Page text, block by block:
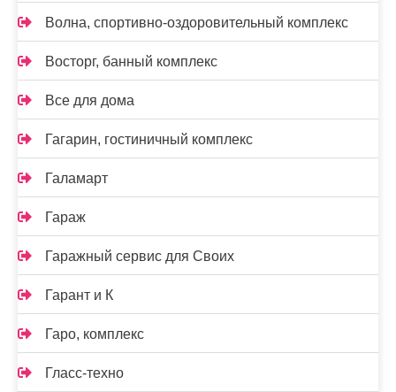
Волна, спортивно-оздоровительный комплекс
Восторг, банный комплекс
Все для дома
Гагарин, гостиничный комплекс
Галамарт
Гараж
Гаражный сервис для Своих
Гарант и К
Гаро, комплекс
Гласс-техно